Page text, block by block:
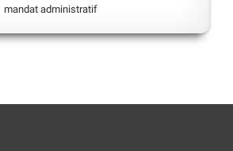
mandat administratif